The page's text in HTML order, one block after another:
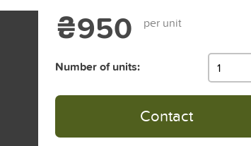
₴950 per unit
Number of units:
Contact